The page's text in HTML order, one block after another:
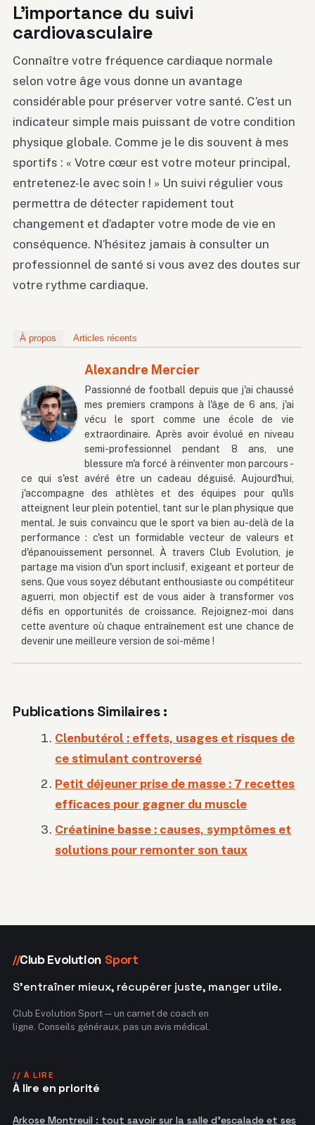
L’importance du suivi
cardiovasculaire
Connaître votre fréquence cardiaque normale
selon votre âge vous donne un avantage
considérable pour préserver votre santé. C’est un
indicateur simple mais puissant de votre condition
physique globale. Comme je le dis souvent à mes
sportifs : « Votre cœur est votre moteur principal,
entretenez-le avec soin ! » Un suivi régulier vous
permettra de détecter rapidement tout
changement et d’adapter votre mode de vie en
conséquence. N’hésitez jamais à consulter un
professionnel de santé si vous avez des doutes sur
votre rythme cardiaque.
À propos Articles récents
Alexandre Mercier
Passionné de football depuis que j'ai chaussé
mes premiers crampons à l'âge de 6 ans, j'ai
vécu le sport comme une école de vie
extraordinaire. Après avoir évolué en niveau
semi-professionnel pendant 8 ans, une
blessure m'a forcé à réinventer mon parcours -
ce qui s'est avéré être un cadeau déguisé. Aujourd'hui,
j'accompagne des athlètes et des équipes pour qu'ils
atteignent leur plein potentiel, tant sur le plan physique que
mental. Je suis convaincu que le sport va bien au-delà de la
performance : c'est un formidable vecteur de valeurs et
d'épanouissement personnel. À travers Club Evolution, je
partage ma vision d'un sport inclusif, exigeant et porteur de
sens. Que vous soyez débutant enthousiaste ou compétiteur
aguerri, mon objectif est de vous aider à transformer vos
défis en opportunités de croissance. Rejoignez-moi dans
cette aventure où chaque entraînement est une chance de
devenir une meilleure version de soi-même !
Publications Similaires :
Clenbutérol : effets, usages et risques de
ce stimulant controversé
Petit déjeuner prise de masse : 7 recettes
efficaces pour gagner du muscle
Créatinine basse : causes, symptômes et
solutions pour remonter son taux
//Club Evolution Sport
S'entraîner mieux, récupérer juste, manger utile.
Club Evolution Sport — un carnet de coach en
ligne. Conseils généraux, pas un avis médical.
// À LIRE
À lire en priorité
Arkose Montreuil : tout savoir sur la salle d'escalade et ses